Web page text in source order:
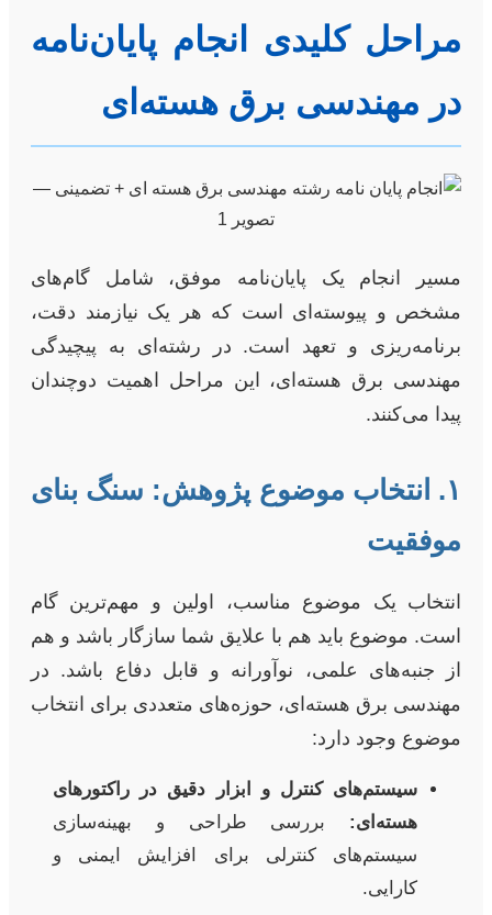
مراحل کلیدی انجام پایان‌نامه
در مهندسی برق هسته‌ای
مسیر انجام یک پایان‌نامه موفق، شامل گام‌های
مشخص و پیوسته‌ای است که هر یک نیازمند دقت،
برنامه‌ریزی و تعهد است. در رشته‌ای به پیچیدگی
مهندسی برق هسته‌ای، این مراحل اهمیت دوچندان
پیدا می‌کنند.
۱. انتخاب موضوع پژوهش: سنگ بنای
موفقیت
انتخاب یک موضوع مناسب، اولین و مهم‌ترین گام
است. موضوع باید هم با علایق شما سازگار باشد و هم
از جنبه‌های علمی، نوآورانه و قابل دفاع باشد. در
مهندسی برق هسته‌ای، حوزه‌های متعددی برای انتخاب
موضوع وجود دارد:
سیستم‌های کنترل و ابزار دقیق در راکتورهای
هسته‌ای: بررسی طراحی و بهینه‌سازی
سیستم‌های کنترلی برای افزایش ایمنی و
کارایی.